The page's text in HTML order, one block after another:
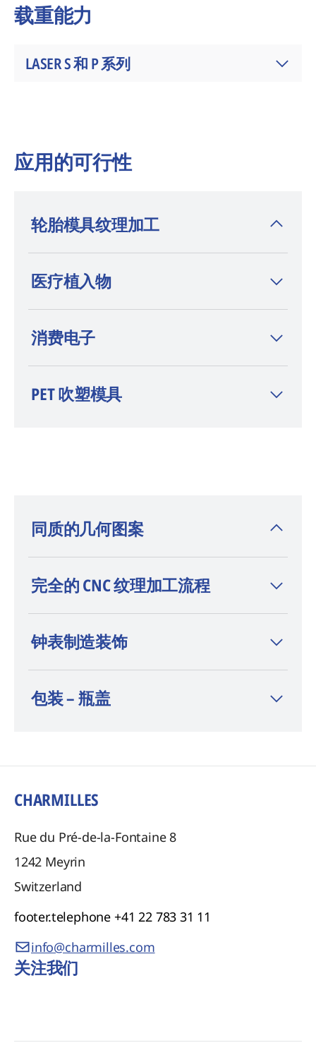
载重能力
LASER S 和 P 系列
应用的可行性
轮胎模具纹理加工
具的品牌辨识度。从标准机型到专为直径达
1.2 米的轮胎模具设计的专用系统，您可以选
LASER P 或 CHARMILLES LASER S 机型。我
们专用的轮胎软件模块可帮助您将铣削与激光
纹理加工相结合，从而获得最佳效果。
医疗植入物
消费电子
PET 吹塑模具
同质的几何图案
纹理连续。您将获得质量完全符合设计要求且
无偏差的匀质产品，系统可满足任意几何图案
加工精度细致入微。
完全的 CNC 纹理加工流程
钟表制造装饰
包装 – 瓶盖
CHARMILLES
Rue du Pré-de-la-Fontaine 8
1242 Meyrin
Switzerland
footer.telephone +41 22 783 31 11
info@charmilles.com
关注我们